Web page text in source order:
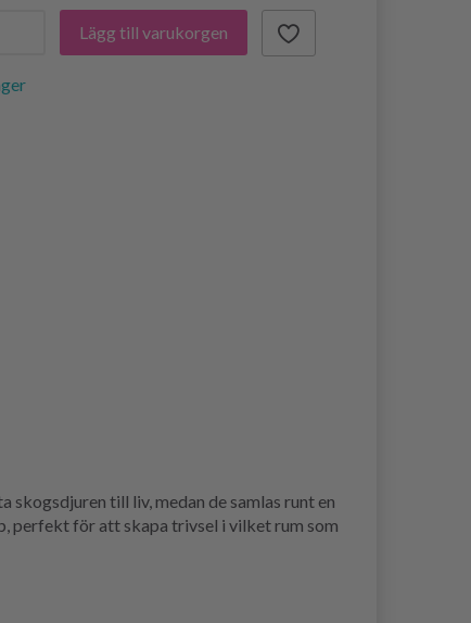
Lägg till varukorgen
till liv, medan de samlas runt en
perfekt för att skapa trivsel i vilket rum som